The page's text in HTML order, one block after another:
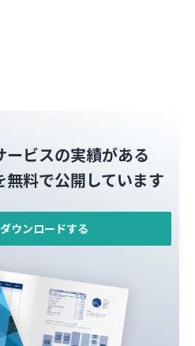
ビスの実績がある
料で公開しています
ウンロードする